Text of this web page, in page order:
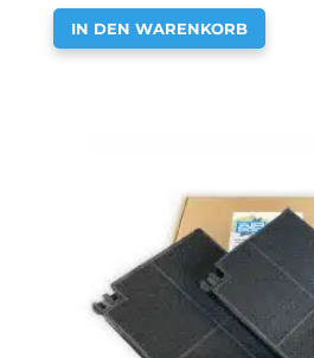
IN DEN WARENKORB